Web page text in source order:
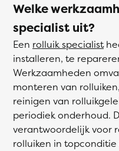
Welke
specialist uit?
Een rolluik specialist
installeren, te
Werkzaamheden
monteren van
reinigen van
periodiek onderhoud.
verantwoordelijk voor
rolluiken in